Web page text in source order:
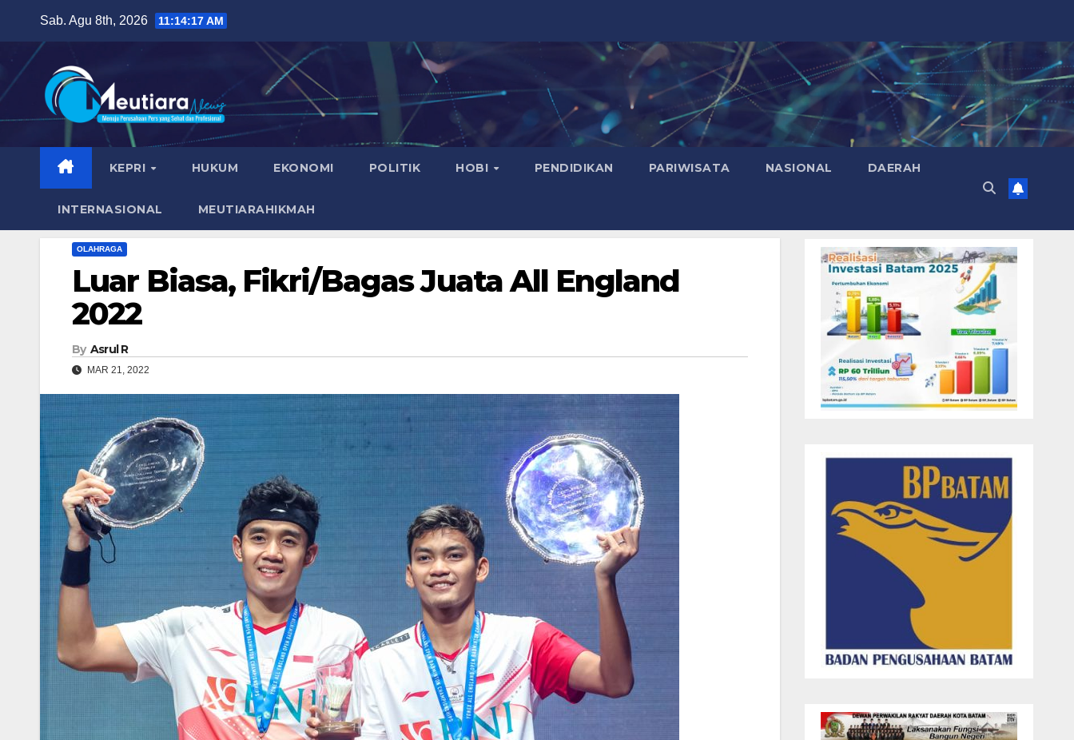
content
Sab. Agu 8th, 2026 11:14:18 AM
KEPRI HUKUM EKONOMI POLITIK HOBI PENDIDIKAN PARIWISATA NASIONAL DAERAH
INTERNASIONAL MEUTIARAHIKMAH
OLAHRAGA
Luar Biasa, Fikri/Bagas Juata All England
2022
By Asrul R
MAR 21, 2022